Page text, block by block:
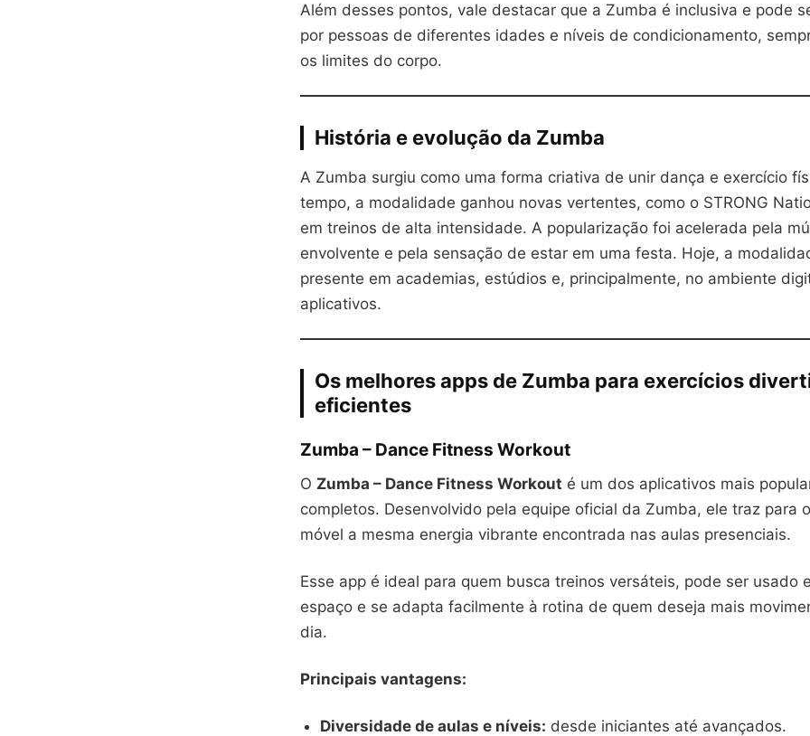
Além desses pontos, vale destacar que a Zumba é inclusiva e pode
por pessoas de diferentes idades e níveis de condicionamento,
os limites do corpo.
História e evolução da Zumba
A Zumba surgiu como uma forma criativa de unir dança e exercício
tempo, a modalidade ganhou novas vertentes, como o STRONG
em treinos de alta intensidade. A popularização foi acelerada pela
envolvente e pela sensação de estar em uma festa. Hoje, a
presente em academias, estúdios e, principalmente, no ambiente
aplicativos.
Os melhores apps de Zumba para exercícios
eficientes
Zumba – Dance Fitness Workout
O Zumba – Dance Fitness Workout é um dos aplicativos mais
completos. Desenvolvido pela equipe oficial da Zumba, ele traz para
móvel a mesma energia vibrante encontrada nas aulas presenciais.
Esse app é ideal para quem busca treinos versáteis, pode ser usado
espaço e se adapta facilmente à rotina de quem deseja mais
dia.
Principais vantagens:
Diversidade de aulas e níveis: desde iniciantes até avançados.